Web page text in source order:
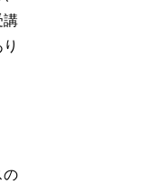
講
の